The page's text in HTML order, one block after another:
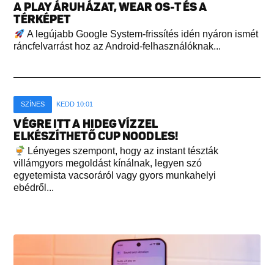
A PLAY ÁRUHÁZAT, WEAR OS-T ÉS A
TÉRKÉPET
A legújabb Google System-frissítés idén nyáron ismét
ráncfelvarrást hoz az Android-felhasználóknak...
SZÍNES KEDD 10:01
VÉGRE ITT A HIDEG VÍZZEL
ELKÉSZÍTHETŐ CUP NOODLES!
Lényeges szempont, hogy az instant tészták
villámgyors megoldást kínálnak, legyen szó
egyetemista vacsoráról vagy gyors munkahelyi
ebédről...